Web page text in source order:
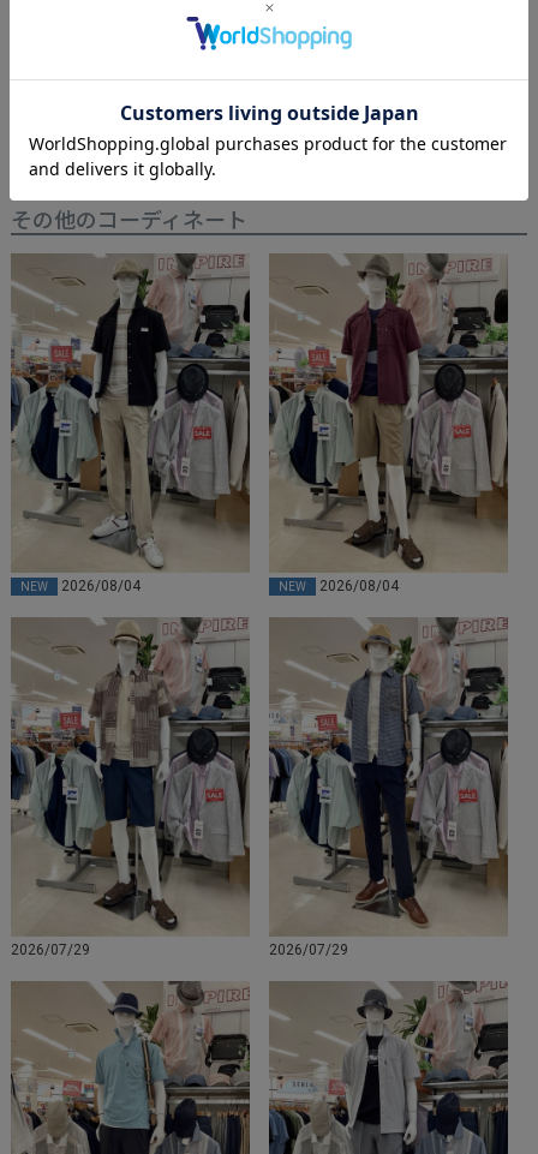
【ストレッチ／ワンタック】マ
イパンストレッチ千鳥/コード
8,690のところ
7,690税込
会員価格 ¥7,305 税込
ペイズリーリボンペーパーサー
モ中折れ
通常価格 ¥ 4,840のところ
¥3,388税込
その他のコーディネート
NEW 2026/08/04 NEW 2026/08/04
2026/07/29 2026/07/29